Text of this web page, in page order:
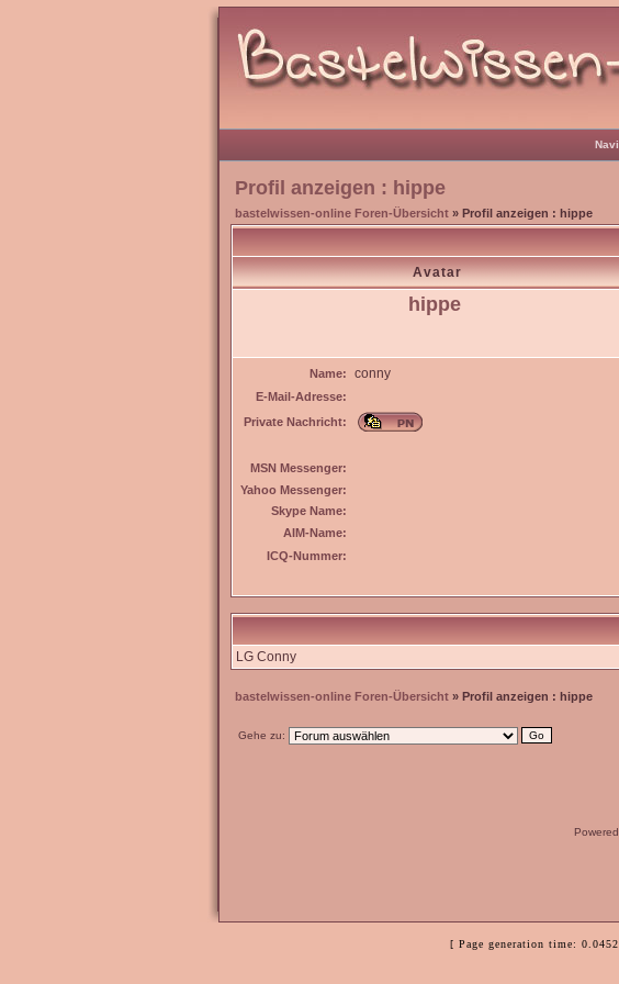
Profil anzeigen : hippe
bastelwissen-online Foren-Übersicht » Profil anzeigen : hippe
Avatar
hippe
Name: conny
E-Mail-Adresse:
Private Nachricht:
MSN Messenger:
Yahoo Messenger:
Skype Name:
AIM-Name:
ICQ-Nummer:
LG Conny
bastelwissen-online Foren-Übersicht » Profil anzeigen : hippe
Gehe zu:
[ Page generation time: